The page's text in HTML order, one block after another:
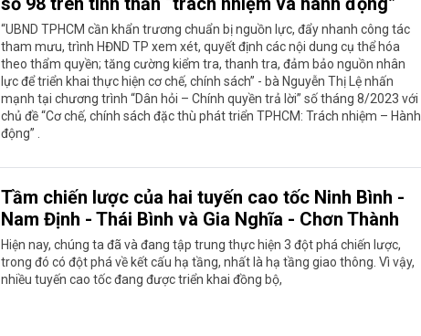
“UBND TPHCM cần khẩn trương chuẩn bị nguồn lực, đẩy nhanh công tác
tham mưu, trình HĐND TP xem xét, quyết định các nội dung cụ thể hóa
theo thẩm quyền; tăng cường kiểm tra, thanh tra, đảm bảo nguồn nhân
lực để triển khai thực hiện cơ chế, chính sách” - bà Nguyễn Thị Lệ nhấn
mạnh tại chương trình “Dân hỏi – Chính quyền trả lời” số tháng 8/2023 với
chủ đề “Cơ chế, chính sách đặc thù phát triển TPHCM: Trách nhiệm – Hành
động” .
Tầm chiến lược của hai tuyến cao tốc Ninh Bình -
Nam Định - Thái Bình và Gia Nghĩa - Chơn Thành
Hiện nay, chúng ta đã và đang tập trung thực hiện 3 đột phá chiến lược,
trong đó có đột phá về kết cấu hạ tầng, nhất là hạ tầng giao thông. Vì vậy,
nhiều tuyến cao tốc đang được triển khai đồng bộ,